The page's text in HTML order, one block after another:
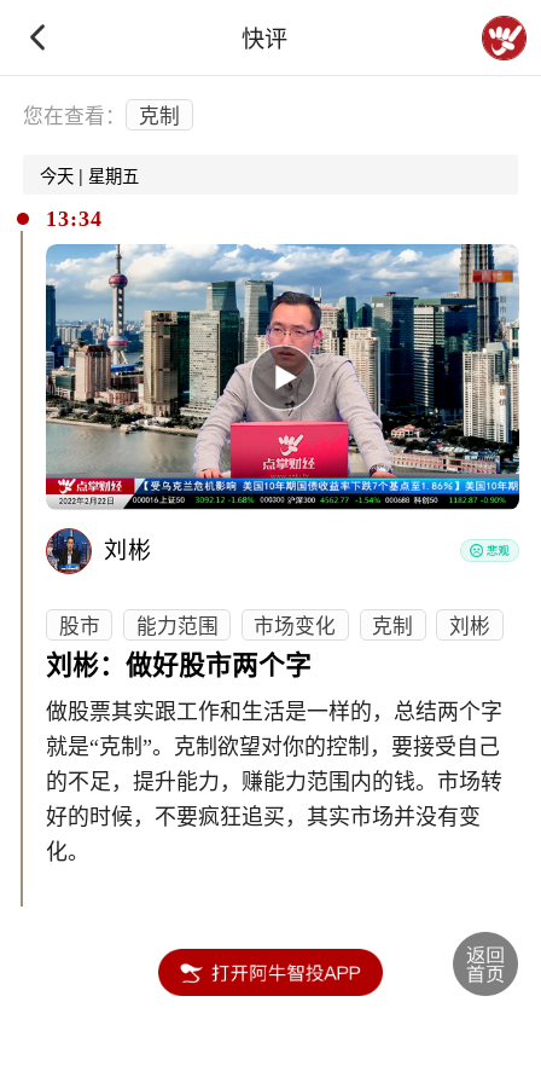
快评
下拉刷新
您在查看： 克制
今天 | 星期五
13:34
刘彬
股市 能力范围 市场变化 克制
刘彬
刘彬：做好股市两个字
做股票其实跟工作和生活是一样的，总结两个字
就是“克制”。克制欲望对你的控制，要接受自己
的不足，提升能力，赚能力范围内的钱。市场转
好的时候，不要疯狂追买，其实市场并没有变
化。